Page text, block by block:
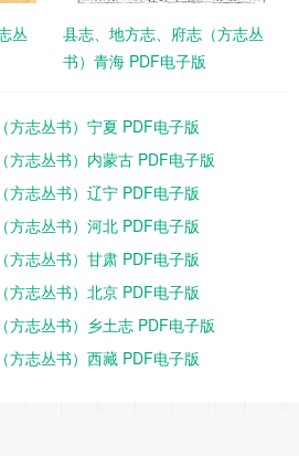
丛
县志、地方志、府志（方志丛
书）青海 PDF电子版
方志丛书）宁夏 PDF电子版
方志丛书）内蒙古 PDF电子版
方志丛书）辽宁 PDF电子版
方志丛书）河北 PDF电子版
方志丛书）甘肃 PDF电子版
方志丛书）北京 PDF电子版
方志丛书）乡土志 PDF电子版
方志丛书）西藏 PDF电子版